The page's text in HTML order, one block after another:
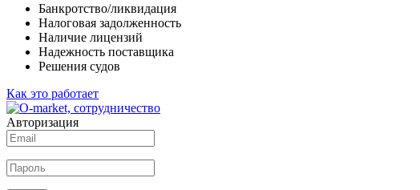
Банкротство/ликвидация
Налоговая задолженность
Наличие лицензий
Надежность поставщика
Решения судов
Как это работает
Авторизация